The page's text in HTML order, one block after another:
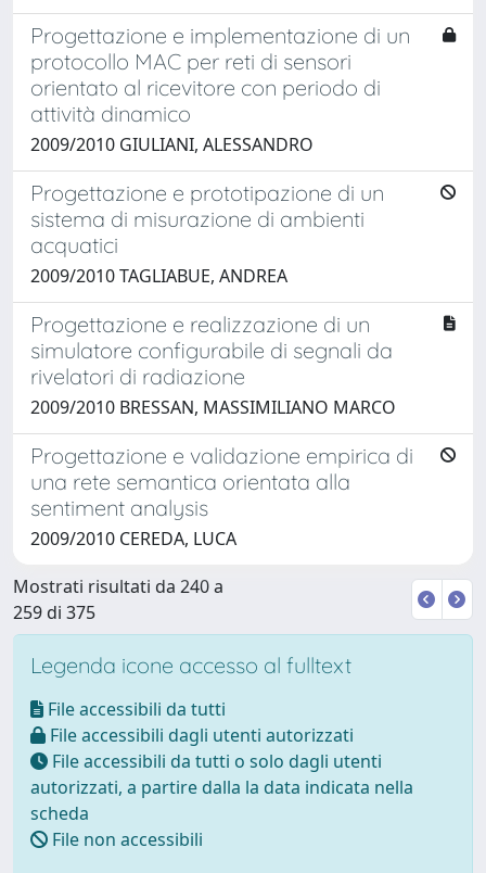
Progettazione e implementazione di un
protocollo MAC per reti di sensori
orientato al ricevitore con periodo di
attività dinamico
2009/2010 GIULIANI, ALESSANDRO
Progettazione e prototipazione di un
sistema di misurazione di ambienti
acquatici
2009/2010 TAGLIABUE, ANDREA
Progettazione e realizzazione di un
simulatore configurabile di segnali da
rivelatori di radiazione
2009/2010 BRESSAN, MASSIMILIANO MARCO
Progettazione e validazione empirica di
una rete semantica orientata alla
sentiment analysis
2009/2010 CEREDA, LUCA
Mostrati risultati da 240 a
259 di 375
Legenda icone accesso al fulltext
File accessibili da tutti
File accessibili dagli utenti autorizzati
File accessibili da tutti o solo dagli utenti
autorizzati, a partire dalla la data indicata nella
scheda
File non accessibili